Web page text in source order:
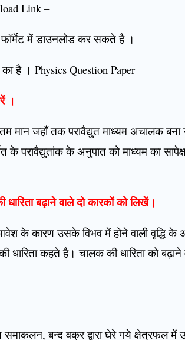
Link –
में डाउनलोड कर सकते है ।
है । Physics Question Paper
।
मान जहाँ तक परावैद्युत माध्यम अचालक
के परावैद्युतांक के अनुपात को माध्यम का
बढ़ाने वाले दो कारकों को लिखें।
के कारण उसके विभव में होने वाली वृद्धि के
धारिता कहते है। चालक की धारिता को
बन्द वक्र द्वारा घेरे गये क्षेत्रफल में